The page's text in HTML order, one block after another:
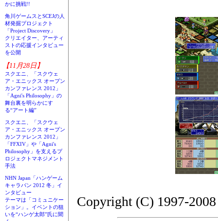
かに挑戦!!
角川ゲームスとSCEJの人
材発掘プロジェクト
「Project Discovery」
クリエイター、アーティ
ストの応援インタビュー
を公開
【11月28日】
スクエニ、「スクウェ
ア・エニックス オープン
カンファレンス 2012」
「Agni's Philosophy」の
舞台裏を明らかにす
る“アート編”
スクエニ、「スクウェ
ア・エニックス オープン
カンファレンス 2012」
「FFXIV」や「Agni's
Philosophy」を支えるプ
ロジェクトマネジメント
手法
NHN Japan「ハンゲーム
キャラバン 2012 冬」イ
ンタビュー
テーマは「コミュニケー
ション」。イベントの狙
いを“ハンゲ太郎”氏に聞
Copyright (C) 1997-